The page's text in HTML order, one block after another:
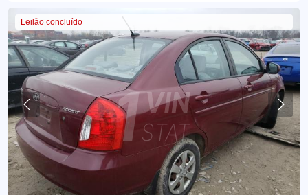
Leilão concluído